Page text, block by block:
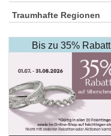
Traumhafte Regionen
Bis zu 35% Rabatt